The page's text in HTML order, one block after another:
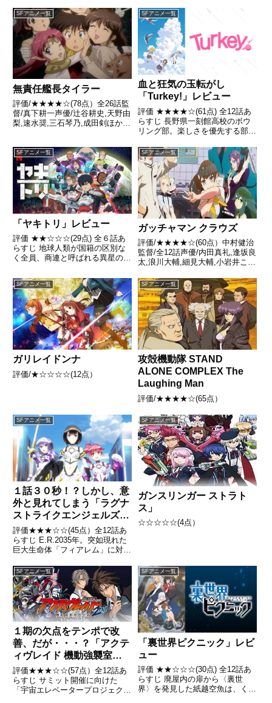
SFアニメ一覧
無責任艦長タイラー
評価/★★★★☆(78点）全26話監
督/真下耕一声優/辻谷耕史,天野由
梨,速水奨,三石琴乃,成田剣ほか全
星ラアルゴンとの戦争のさなか、
主人公の放浪者ジャスティー・ウ
エキ・タイラーは...
SFアニメ一覧
血と狂気の玉転がし
「Turkey!」レビュー
評価 ★★★★☆(61点) 全12話あ
らすじ 長野県一刻館高校のボウ
リング部。楽しさを優先する部長
奈は退部を切り出し、麻衣に勝負
を挑む。 引用- Wikipedia
SFアニメ一覧
「ヤキトリ」レビュー
評価 ★★☆☆☆(29点) 全６話あ
らすじ 地球人類が国籍の区別な
く全員、商連と呼ばれる異星の民
界。引用- Wikipedia
SFアニメ一覧
ガッチャマン クラウズ
評価/★★★★☆(60点）中村健治
監督/全12話声優/内田真礼,逢坂良
太,浪川大輔,細見大輔,小岩井こと
想はこちら あらすじ異星人犯罪
者を秘密裏に駆除する特殊部隊・
ガッチャマン。その存在はフィク
ションとして、市...
SFアニメ一覧
ガリレイドンナ
評価/★☆☆☆☆(12点）
SFアニメ一覧
攻殻機動隊 STAND
ALONE COMPLEX The
Laughing Man
評価/★★★★☆(65点）
SFアニメ一覧
１話３０秒！？しかし、意
外と見れてしまう「ラグナ
ストライクエンジェルズ」
レビュー
評価★★★☆☆(45点）全12話あ
らすじ E.R.2035年。突如現れた
巨大生命体「フィアレム」に対し
導入した戦闘用アンドロイドも通
用しなかったことから、細胞成長
因子による生物巨大化技術を軍事
転用し、人類を巨大...
SFアニメ一覧
ガンスリンガー ストラト
ス」
☆☆☆☆☆(4点）
SFアニメ一覧
１期の欠点をテンポで改
善、だが・・・？「アクテ
ィヴレイド 機動強襲室第
八係 2nd」レビュー
評価★★★☆☆(57点）全12話あ
らすじ サミット開催に向けた
「宇宙エレベータープロジェク
SFアニメ一覧
「裏世界ピクニック」レビ
ュー
評価 ★★☆☆☆(30点) 全12話あ
らすじ 廃屋内の扉から〈裏世
界〉を発見した紙越空魚は、くね